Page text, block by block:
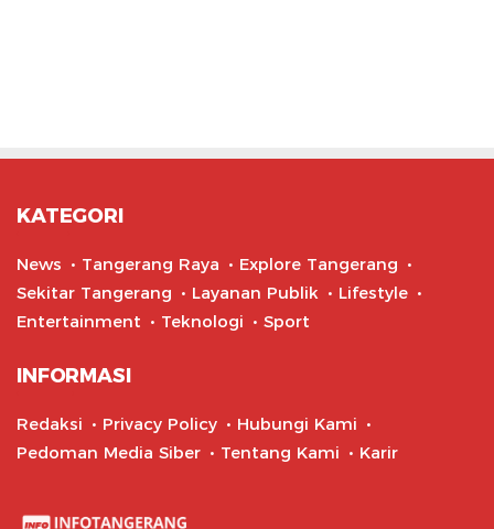
KATEGORI
News Tangerang Raya
Explore Tangerang
Sekitar Tangerang
Layanan Publik
Lifestyle
Entertainment
Teknologi Sport
INFORMASI
Redaksi Privacy Policy
Hubungi Kami
Pedoman Media Siber
Tentang Kami Karir